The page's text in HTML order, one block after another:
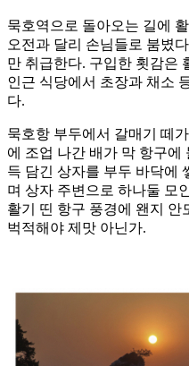
묵호역으로 돌아오는 길에
오전과 달리 손님들로 붐볐
만 취급한다. 구입한 횟감은
인근 식당에서 초장과 채소
다.
묵호항 부두에서 갈매기 떼
에 조업 나간 배가 막 항구에
득 담긴 상자를 부두 바닥에
며 상자 주변으로 하나둘 모
활기 띤 항구 풍경에 왠지 안
벅적해야 제맛 아닌가.